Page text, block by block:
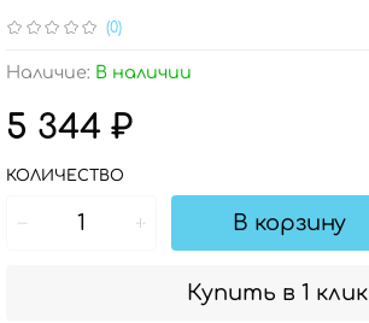
(0)
Наличие: В наличии
5 344 ₽
КОЛИЧЕСТВО
В корзину
Купить в 1 клик